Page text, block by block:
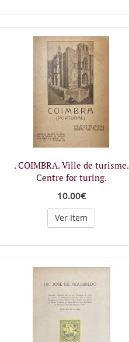
. COIMBRA. Ville de turisme.
Centre for turing.
10.00€
Ver Item